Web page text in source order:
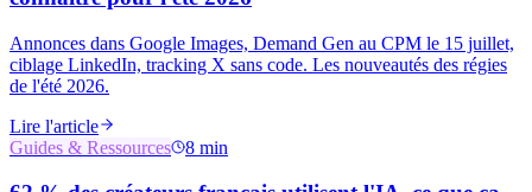
Annonces dans Google Images, Demand Gen au CPM le 15 juillet,
ciblage LinkedIn, tracking X sans code. Les nouveautés des régies
de l'été 2026.
Lire l'article
Guides & Ressources
8 min